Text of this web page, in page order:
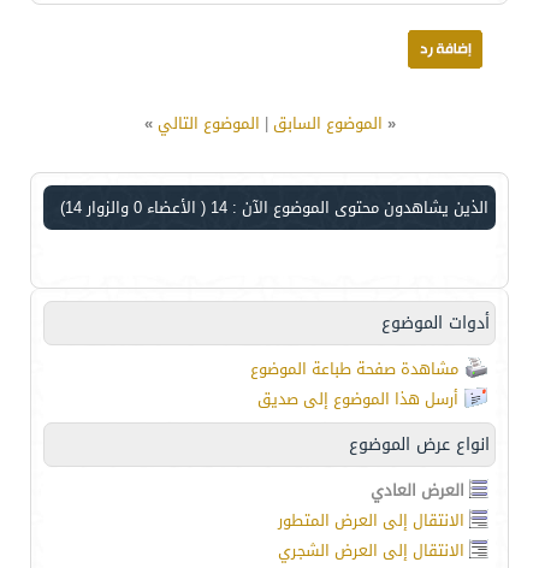
« الموضوع السابق| الموضوع التالي»
الذين يشاهدون محتوى الموضوع الآن : 14 ( الأعضاء 0 والزوار 14)
أدوات الموضوع
مشاهدة صفحة طباعة الموضوع
أرسل هذا الموضوع إلى صديق
انواع عرض الموضوع
العرض العادي
الانتقال إلى العرض المتطور
الانتقال إلى العرض الشجري